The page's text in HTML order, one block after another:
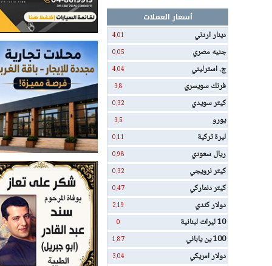
أسعار العملات
دينار اردني
4.01
جنيه مصري 0.05
ج. استرليني 4.04
فرنك سويسري 3.8
كيتر سويدي 0.32
يورو 3.5
ليرة تركية 0.11
ريال سعودي 0.98
كيتر نرويجي 0.32
كيتر دنماركي 0.47
دولار كندي 2.19
10 ليرات لبنانية 0
100 ين ياباني 1.87
دولار امريكي 3.04